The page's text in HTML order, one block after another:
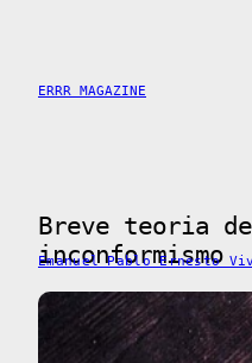
contenido
ERRR MAGAZINE
Breve teoria
inconformismo
Emanuel Pablo Ernesto